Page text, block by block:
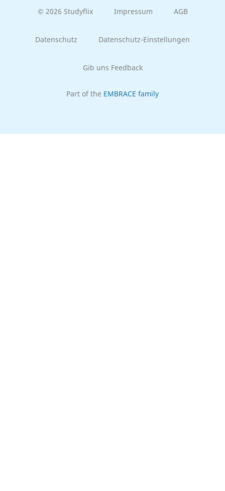
© 2026 Studyflix Impressum AGB
Datenschutz Datenschutz-Einstellungen
Gib uns Feedback
Part of the EMBRACE family